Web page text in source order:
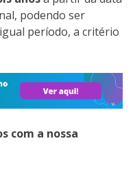
podendo ser
período, a critério
com a nossa